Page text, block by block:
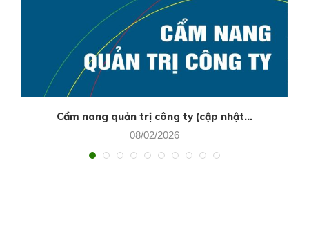
Cẩm nang quản trị công ty (cập nhật...
08/02/2026